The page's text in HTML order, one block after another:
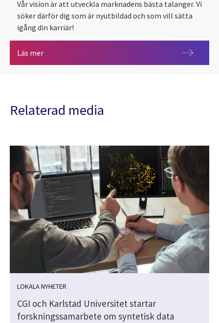
Vår vision är att utveckla marknadens bästa talanger. Vi
söker därför dig som är nyutbildad och som vill sätta
igång din karriär!
Läs merSveriges mest attraktiva traineeprogram!
Relaterad media
LOKALA NYHETER
CGI och Karlstad Universitet startar
forskningssamarbete om syntetisk data